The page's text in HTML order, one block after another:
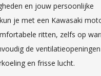
en jouw persoonlijke
je met een Kawasaki
ritten, zelfs op
de
en frisse lucht.